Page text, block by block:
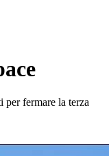
fermare la terza